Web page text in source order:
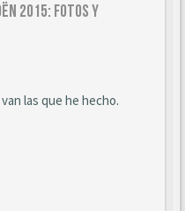
2015: Fotos y
las que he hecho.